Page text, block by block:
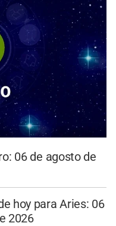
06 de agosto de
hoy para Aries: 06
2026